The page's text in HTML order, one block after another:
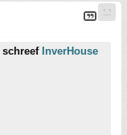
schreef InverHouse